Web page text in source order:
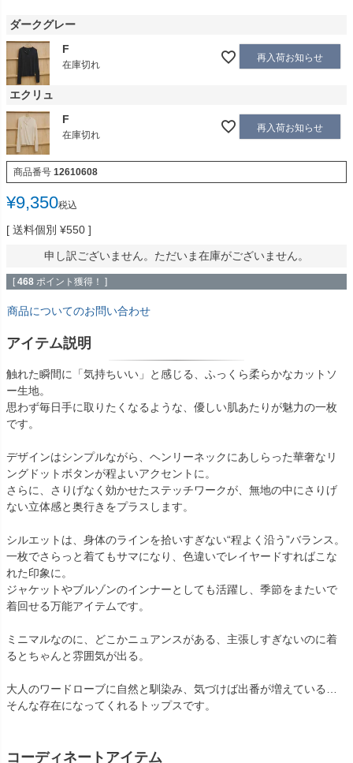
ダークグレー
F
在庫切れ
再入荷お知らせ
エクリュ
F
在庫切れ
再入荷お知らせ
商品番号 12610608
¥9,350税込
送料個別 ¥550
申し訳ございません。ただいま在庫がございません。
[ 468 ポイント獲得！ ]
商品についてのお問い合わせ
アイテム説明
触れた瞬間に「気持ちいい」と感じる、ふっくら柔らかなカットソ
ー生地。
思わず毎日手に取りたくなるような、優しい肌あたりが魅力の一枚
です。
デザインはシンプルながら、ヘンリーネックにあしらった華奢なリ
ングドットボタンが程よいアクセントに。
さらに、さりげなく効かせたステッチワークが、無地の中にさりげ
ない立体感と奥行きをプラスします。
シルエットは、身体のラインを拾いすぎない“程よく沿う”バランス。
一枚でさらっと着てもサマになり、色違いでレイヤードすればこな
れた印象に。
ジャケットやブルゾンのインナーとしても活躍し、季節をまたいで
着回せる万能アイテムです。
ミニマルなのに、どこかニュアンスがある、主張しすぎないのに着
るとちゃんと雰囲気が出る。
大人のワードローブに自然と馴染み、気づけば出番が増えている…
そんな存在になってくれるトップスです。
コーディネートアイテム